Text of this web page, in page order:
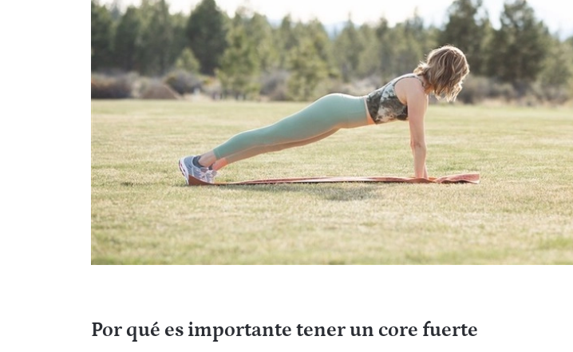
Por qué es importante tener un core fuerte